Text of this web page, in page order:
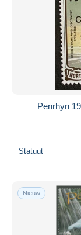
Penrhyn
Statuut
Nieuw